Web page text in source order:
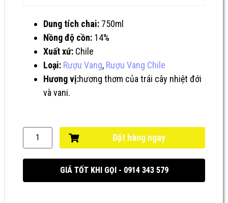
Dung tích chai: 750ml
Nồng độ cồn: 14%
Xuất xứ: Chile
Loại: Rượu Vang, Rượu Vang Chile
Hương vị:hương thơm của trái cây nhiệt đới
và vani.
Đặt hàng ngay
GIÁ TỐT KHI GỌI - 0914 343 579